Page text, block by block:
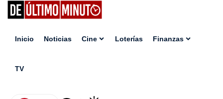
Inicio Noticias Cine Loterías Finanzas
TV